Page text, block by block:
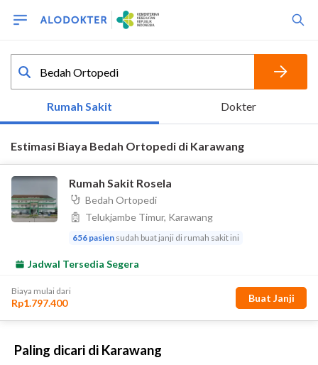
Paling dicari di Karawang